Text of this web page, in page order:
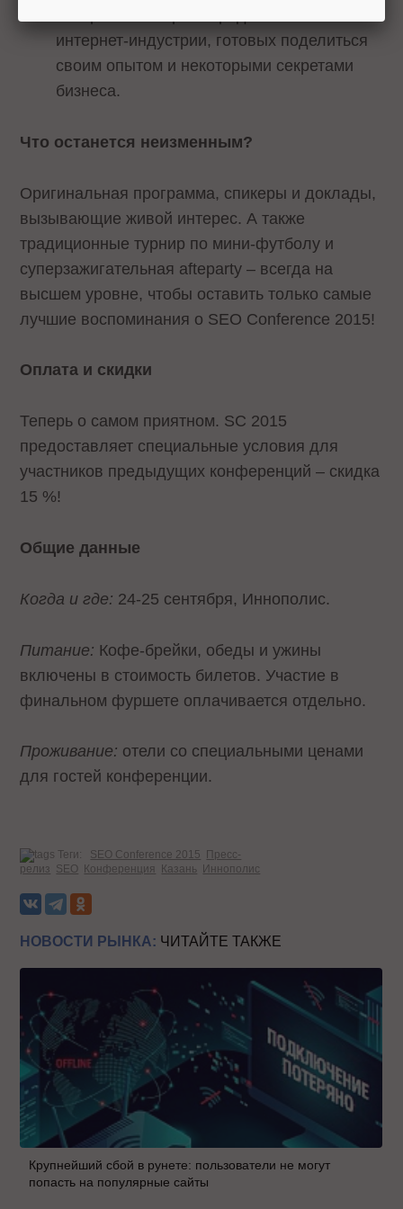
интернет-индустрии, готовых поделиться
своим опытом и некоторыми секретами
бизнеса.
Что останется неизменным?
Оригинальная программа, спикеры и доклады,
вызывающие живой интерес. А также
традиционные турнир по мини-футболу и
суперзажигательная afteparty – всегда на
высшем уровне, чтобы оставить только самые
лучшие воспоминания о SEO Conference 2015!
Оплата и скидки
Теперь о самом приятном. SC 2015
предоставляет специальные условия для
участников предыдущих конференций – скидка
15 %!
Общие данные
Когда и где: 24-25 сентября, Иннополис.
Питание: Кофе-брейки, обеды и ужины
включены в стоимость билетов. Участие в
финальном фуршете оплачивается отдельно.
Проживание: отели со специальными ценами
для гостей конференции.
Теги: SEO Conference 2015
Пресс-
релиз SEO Конференция Казань Иннополис
НОВОСТИ РЫНКА: ЧИТАЙТЕ ТАКЖЕ
Крупнейший сбой в рунете: пользователи не могут
попасть на популярные сайты